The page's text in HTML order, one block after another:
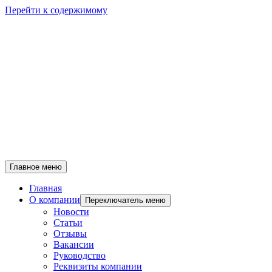
Перейти к содержимому
Главное меню
Главная
О компании
Переключатель меню
Новости
Статьи
Отзывы
Вакансии
Руководство
Реквизиты компании